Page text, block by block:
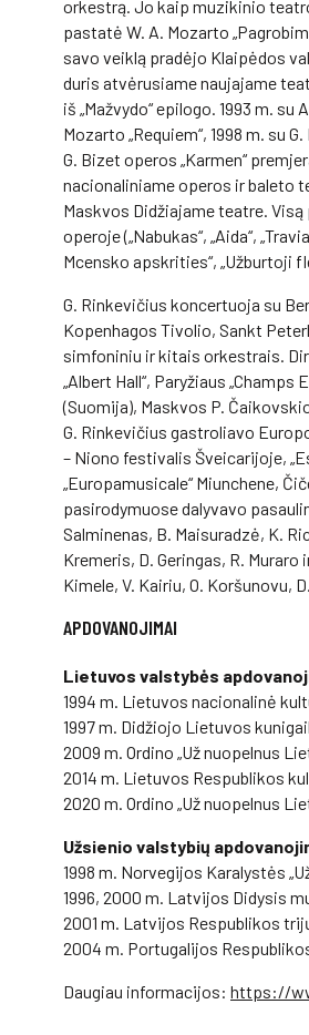
orkestrą. Jo kaip muzikinio
pastatė W. A. Mozarto
savo veiklą pradėjo Klaipėdos
duris atvėrusiame naujajame
iš „Mažvydo“ epilogo. 1993 m.
Mozarto „Requiem“, 1998 m. su
G. Bizet operos „Karmen“
nacionaliniame operos ir baleto
Maskvos Didžiajame teatre.
operoje („Nabukas“, „Aida“,
Mcensko apskrities“, „Užburtoji
G. Rinkevičius koncertuoja su
Kopenhagos Tivolio, Sankt
simfoniniu ir kitais orkestrais.
„Albert Hall“, Paryžiaus
(Suomija), Maskvos P.
G. Rinkevičius gastroliavo
– Niono festivalis Šveicarijoje,
„Europamusicale“ Miunchene,
pasirodymuose dalyvavo
Salminenas, B. Maisuradzė, K.
Kremeris, D. Geringas, R.
Kimele, V. Kairiu, O. Koršunovu,
APDOVANOJIMAI
Lietuvos valstybės
1994 m. Lietuvos nacionalinė
1997 m. Didžiojo Lietuvos
2009 m. Ordino „Už nuopelnus
2014 m. Lietuvos Respublikos
2020 m. Ordino „Už nuopelnus
Užsienio valstybių
1998 m. Norvegijos Karalystės
1996, 2000 m. Latvijos Didysis
2001 m. Latvijos Respublikos
2004 m. Portugalijos
Daugiau informacijos: https://